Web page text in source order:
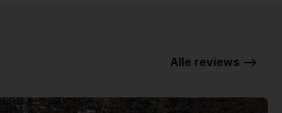
Alle reviews -->